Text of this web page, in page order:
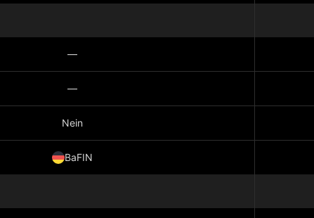
—
—
Nein
BaFIN